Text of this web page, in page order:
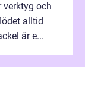
och
alltid
är e...